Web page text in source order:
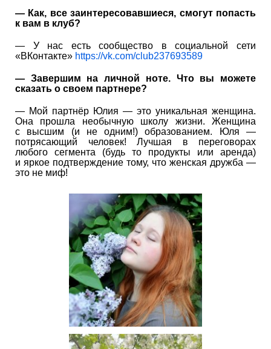
— Как, все заинтересовавшиеся, смогут попасть
к вам в клуб?
— У нас есть сообщество в социальной сети
«ВКонтакте» https://vk.com/club237693589
— Завершим на личной ноте. Что вы можете
сказать о своем партнере?
— Мой партнёр Юлия — это уникальная женщина.
Она прошла необычную школу жизни. Женщина
с высшим (и не одним!) образованием. Юля —
потрясающий человек! Лучшая в переговорах
любого сегмента (будь то продукты или аренда)
и яркое подтверждение тому, что женская дружба —
это не миф!